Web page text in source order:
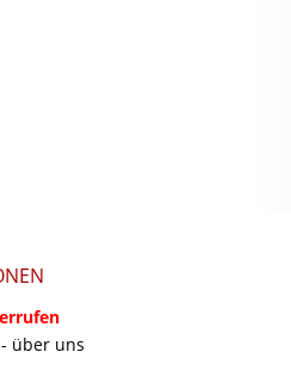
über uns